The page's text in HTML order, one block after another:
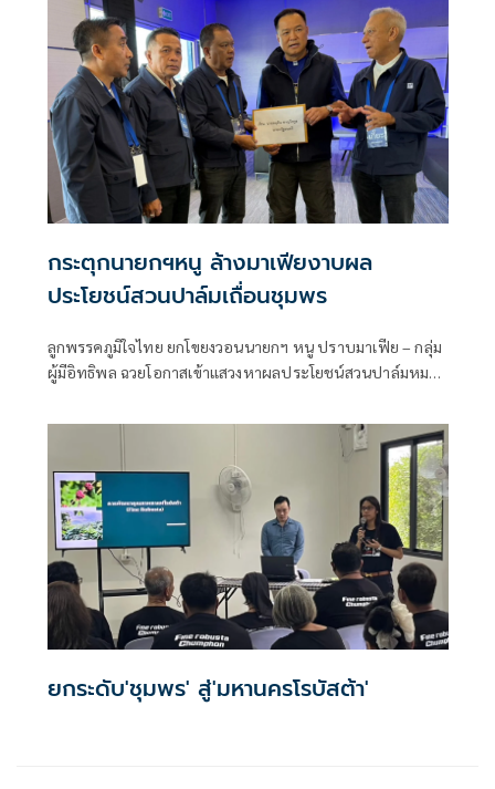
กระตุกนายกฯหนู ล้างมาเฟียงาบผล
ประโยชน์สวนปาล์มเถื่อนชุมพร
ลูกพรรคภูมิใจไทย ยกโขยงวอนนายกฯ หนู ปราบมาเฟีย – กลุ่ม
ผู้มีอิทธิพล ฉวยโอกาสเข้าแสวงหาผลประโยชน์สวนปาล์มหมด
ยกระดับ'ชุมพร' สู่'มหานครโรบัสต้า'